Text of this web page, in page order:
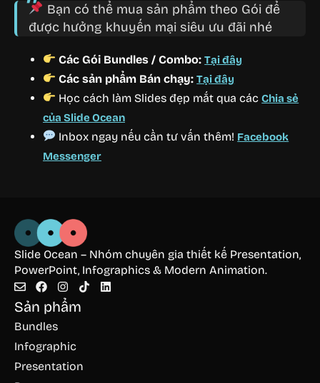
Bạn có thể mua sản phẩm theo Gói để
được hưởng khuyến mại siêu ưu đãi nhé
Các Gói Bundles / Combo:Tại đây
Các sản phẩm Bán chạy:Tại đây
Học cách làm Slides đẹp mắt qua cácChia sẻ
của Slide Ocean
Inbox ngay nếu cần tư vấn thêm! Facebook
Messenger
Slide Ocean – Nhóm chuyên gia thiết kế Presentation,
PowerPoint, Infographics & Modern Animation.
Sản phẩm
Bundles
Infographic
Presentation